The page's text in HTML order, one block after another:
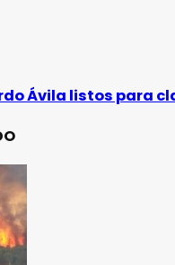
Ávila listos para